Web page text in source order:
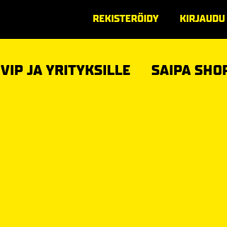
REKISTERÖIDY
VIP JA YRITYKSILLE SAIPA